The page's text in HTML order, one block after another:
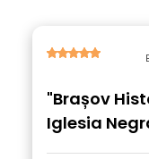
"Brașov
Iglesia
Aventuras